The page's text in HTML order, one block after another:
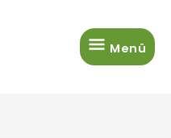
Menü
Menü